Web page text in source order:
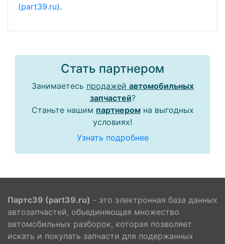
(part39.ru).
Стать партнером
Занимаетесь продажей автомобильных
запчастей?
Станьте нашим партнеромна выгодных
условиях!
Узнать подробнее
Партс39 (part39.ru) - это электронная база данных
автозапчастей, объединяющая множество
автомобильных разборок, которая позволяет
искать и покупать запчасти для подержанных